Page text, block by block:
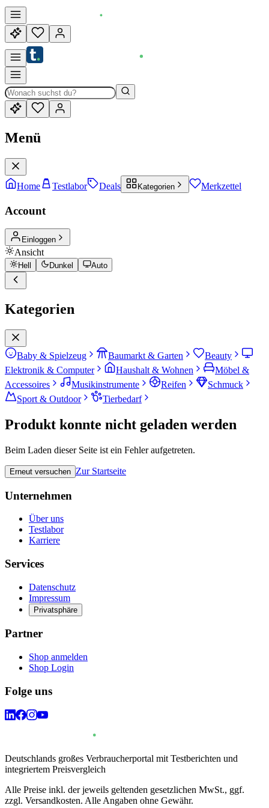
Menü
Home Testlabor Deals Kategorien Merkzettel
Account
Einloggen
Ansicht
Hell Dunkel Auto
Kategorien
Baby & Spielzeug Baumarkt & Garten
Beauty
Elektronik & Computer
Haushalt & Wohnen
Möbel &
Accessoires
Musikinstrumente Reifen
Schmuck
Sport & Outdoor
Tierbedarf
Produkt konnte nicht geladen werden
Beim Laden dieser Seite ist ein Fehler aufgetreten.
Erneut versuchen Zur Startseite
Unternehmen
Über uns
Testlabor
Karriere
Services
Datenschutz
Impressum
Privatsphäre
Partner
Shop anmelden
Shop Login
Folge uns
Deutschlands großes Verbraucherportal mit Testberichten und
integriertem Preisvergleich
Alle Preise inkl. der jeweils geltenden gesetzlichen MwSt., ggf.
zzgl. Versandkosten. Alle Angaben ohne Gewähr.